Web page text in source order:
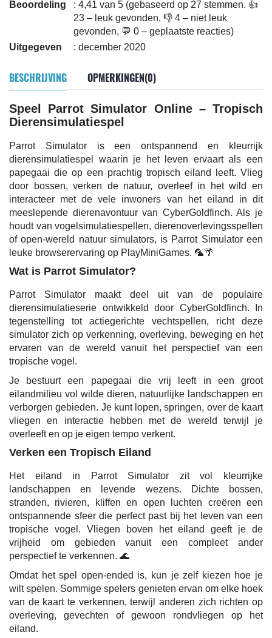
Beoordeling
: 4,41 van 5 (gebaseerd op 27 stemmen. 👍
23 – leuk gevonden, 👎 4 – niet leuk
gevonden, 💬 0 – geplaatste reacties)
Uitgegeven
: december 2020
BESCHRIJVING OPMERKINGEN(0)
Speel Parrot Simulator Online – Tropisch
Dierensimulatiespel
Parrot Simulator is een ontspannend en kleurrijk
dierensimulatiespel waarin je het leven ervaart als een
papegaai die op een prachtig tropisch eiland leeft. Vlieg
door bossen, verken de natuur, overleef in het wild en
interacteer met de vele inwoners van het eiland in dit
meeslepende dierenavontuur van CyberGoldfinch. Als je
houdt van vogelsimulatiespellen, dierenoverlevingsspellen
of open-wereld natuur simulators, is Parrot Simulator een
leuke browserervaring op PlayMiniGames. 🦜🌴
Wat is Parrot Simulator?
Parrot Simulator maakt deel uit van de populaire
dierensimulatieserie ontwikkeld door CyberGoldfinch. In
tegenstelling tot actiegerichte vechtspellen, richt deze
simulator zich op verkenning, overleving, beweging en het
ervaren van de wereld vanuit het perspectief van een
tropische vogel.
Je bestuurt een papegaai die vrij leeft in een groot
eilandmilieu vol wilde dieren, natuurlijke landschappen en
verborgen gebieden. Je kunt lopen, springen, over de kaart
vliegen en interactie hebben met de wereld terwijl je
overleeft en op je eigen tempo verkent.
Verken een Tropisch Eiland
Het eiland in Parrot Simulator zit vol kleurrijke
landschappen en levende wezens. Dichte bossen,
stranden, rivieren, kliffen en open luchten creëren een
ontspannende sfeer die perfect past bij het leven van een
tropische vogel. Vliegen boven het eiland geeft je de
vrijheid om gebieden vanuit een compleet ander
perspectief te verkennen. 🌊
Omdat het spel open-ended is, kun je zelf kiezen hoe je
wilt spelen. Sommige spelers genieten ervan om elke hoek
van de kaart te verkennen, terwijl anderen zich richten op
overleving, gevechten of gewoon rondvliegen op het
eiland.